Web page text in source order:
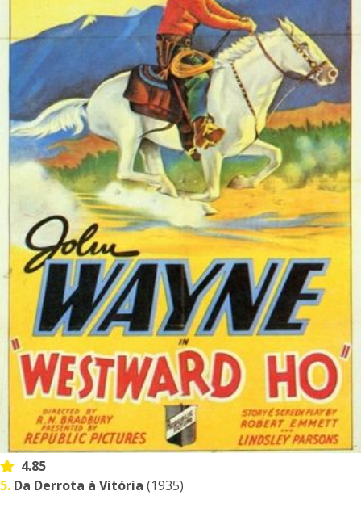
4.85
5. Da Derrota à Vitória (1935)